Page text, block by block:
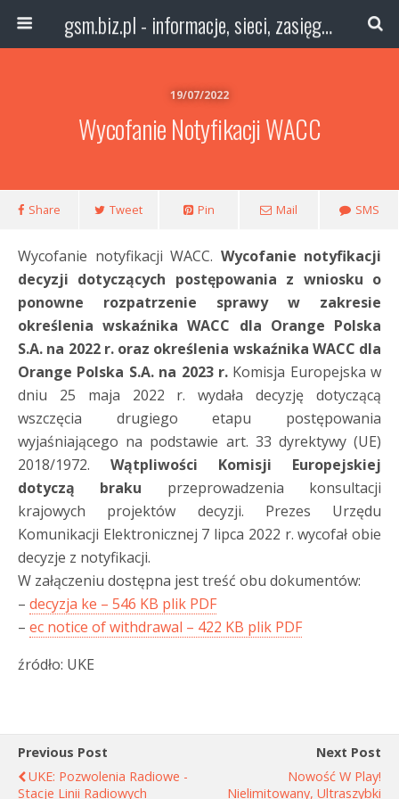
gsm.biz.pl - informacje, sieci, zasięg technologie
19/07/2022
Wycofanie Notyfikacji WACC
Share Tweet Pin Mail SMS
Wycofanie notyfikacji WACC. Wycofanie notyfikacji
decyzji dotyczących postępowania z wniosku o
ponowne rozpatrzenie sprawy w zakresie
określenia wskaźnika WACC dla Orange Polska
S.A. na 2022 r. oraz określenia wskaźnika WACC dla
Orange Polska S.A. na 2023 r. Komisja Europejska w
dniu 25 maja 2022 r. wydała decyzję dotyczącą
wszczęcia drugiego etapu postępowania
wyjaśniającego na podstawie art. 33 dyrektywy (UE)
2018/1972. Wątpliwości Komisji Europejskiej
dotyczą braku przeprowadzenia konsultacji
krajowych projektów decyzji. Prezes Urzędu
Komunikacji Elektronicznej 7 lipca 2022 r. wycofał obie
decyzje z notyfikacji.
W załączeniu dostępna jest treść obu dokumentów:
– decyzja ke – 546 KB plik PDF
– ec notice of withdrawal – 422 KB plik PDF
źródło: UKE
Previous Post
UKE: Pozwolenia Radiowe -
Stacje Linii Radiowych
Next Post
Nowość W Play!
Nielimitowany, Ultraszybki